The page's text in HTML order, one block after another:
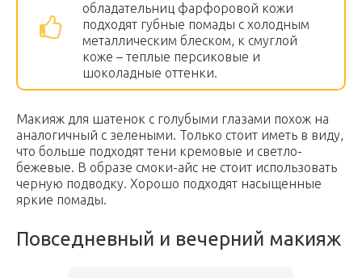
обладательниц фарфоровой кожи
подходят губные помады с холодным
металлическим блеском, к смуглой
коже – теплые персиковые и
шоколадные оттенки.
Макияж для шатенок с голубыми глазами похож на
аналогичный с зелеными. Только стоит иметь в виду,
что больше подходят тени кремовые и светло-
бежевые. В образе смоки-айс не стоит использовать
черную подводку. Хорошо подходят насыщенные
яркие помады.
Повседневный и вечерний макияж